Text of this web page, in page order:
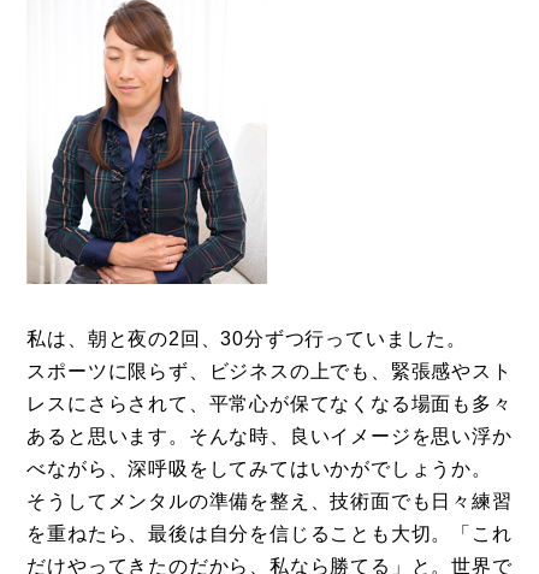
私は、朝と夜の2回、30分ずつ行っていました。
スポーツに限らず、ビジネスの上でも、緊張感やスト
レスにさらされて、平常心が保てなくなる場面も多々
あると思います。そんな時、良いイメージを思い浮か
べながら、深呼吸をしてみてはいかがでしょうか。
そうしてメンタルの準備を整え、技術面でも日々練習
を重ねたら、最後は自分を信じることも大切。「これ
だけやってきたのだから、私なら勝てる」と。世界で